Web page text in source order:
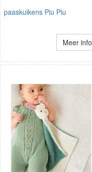
paaskuikens Piu Piu
Meer info